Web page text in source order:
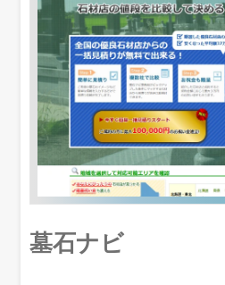
墓石ナビ